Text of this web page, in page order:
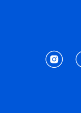
instagram